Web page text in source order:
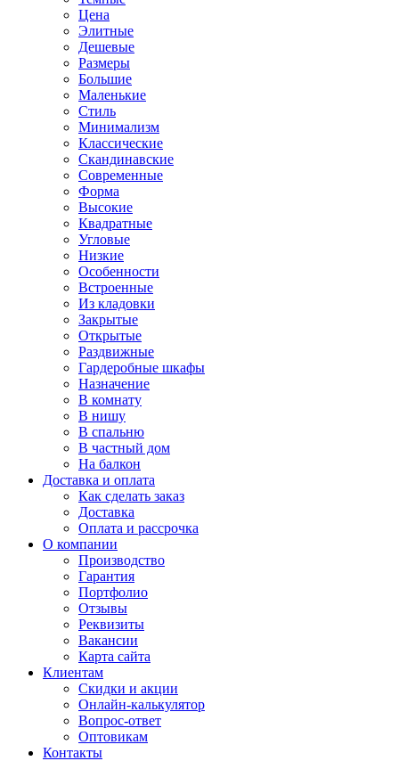
Цена
Элитные
Дешевые
Размеры
Большие
Маленькие
Стиль
Минимализм
Классические
Скандинавские
Современные
Форма
Высокие
Квадратные
Угловые
Низкие
Особенности
Встроенные
Из кладовки
Закрытые
Открытые
Раздвижные
Гардеробные шкафы
Назначение
В комнату
В нишу
В спальню
В частный дом
На балкон
Доставка и оплата
Как сделать заказ
Доставка
Оплата и рассрочка
О компании
Производство
Гарантия
Портфолио
Отзывы
Реквизиты
Вакансии
Карта сайта
Клиентам
Скидки и акции
Онлайн-калькулятор
Вопрос-ответ
Оптовикам
Контакты